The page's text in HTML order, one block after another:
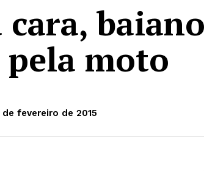
cara,
moto
de fevereiro de 2015